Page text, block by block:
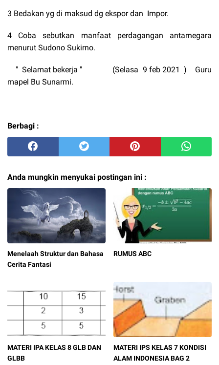
3 Bedakan yg di maksud dg ekspor dan Impor.
4 Coba sebutkan manfaat perdagangan antarnegara
menurut Sudono Sukirno.
" Selamat bekerja " (Selasa 9 feb 2021 ) Guru
mapel Bu Sunarmi.
Berbagi :
Anda mungkin menyukai postingan ini :
Menelaah Struktur dan Bahasa
Cerita Fantasi
RUMUS ABC
MATERI IPA KELAS 8 GLB DAN
GLBB
MATERI IPS KELAS 7 KONDISI
ALAM INDONESIA BAG 2